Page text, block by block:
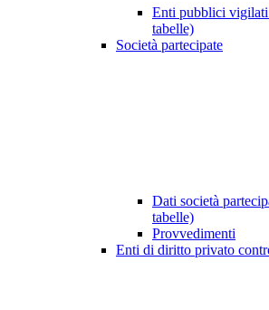
Enti pubblici
tabelle)
Società partecipate
Dati società
tabelle)
Provvedimenti
Enti di diritto privato